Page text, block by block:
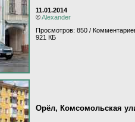
11.01.2014
©Alexander
Просмотров: 850 /
921 КБ
Орёл, Комсомольская